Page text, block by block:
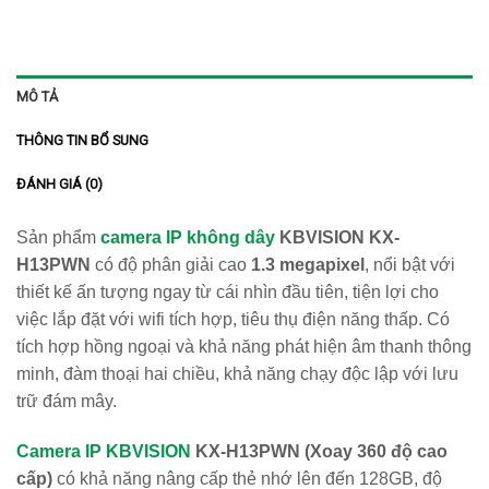
MÔ TẢ
THÔNG TIN BỔ SUNG
ĐÁNH GIÁ (0)
Sản phẩm camera IP không dây KBVISION KX-
H13PWN có độ phân giải cao 1.3 megapixel , nổi bật với
thiết kế ấn tượng ngay từ cái nhìn đầu tiên, tiện lợi cho
việc lắp đặt với wifi tích hợp, tiêu thụ điện năng thấp. Có
tích hợp hồng ngoại và khả năng phát hiện âm thanh thông
minh, đàm thoại hai chiều, khả năng chạy độc lập với lưu
trữ đám mây.
Camera IP KBVISION KX-H13PWN (Xoay 360 độ cao
cấp) có khả năng nâng cấp thẻ nhớ lên đến 128GB, độ